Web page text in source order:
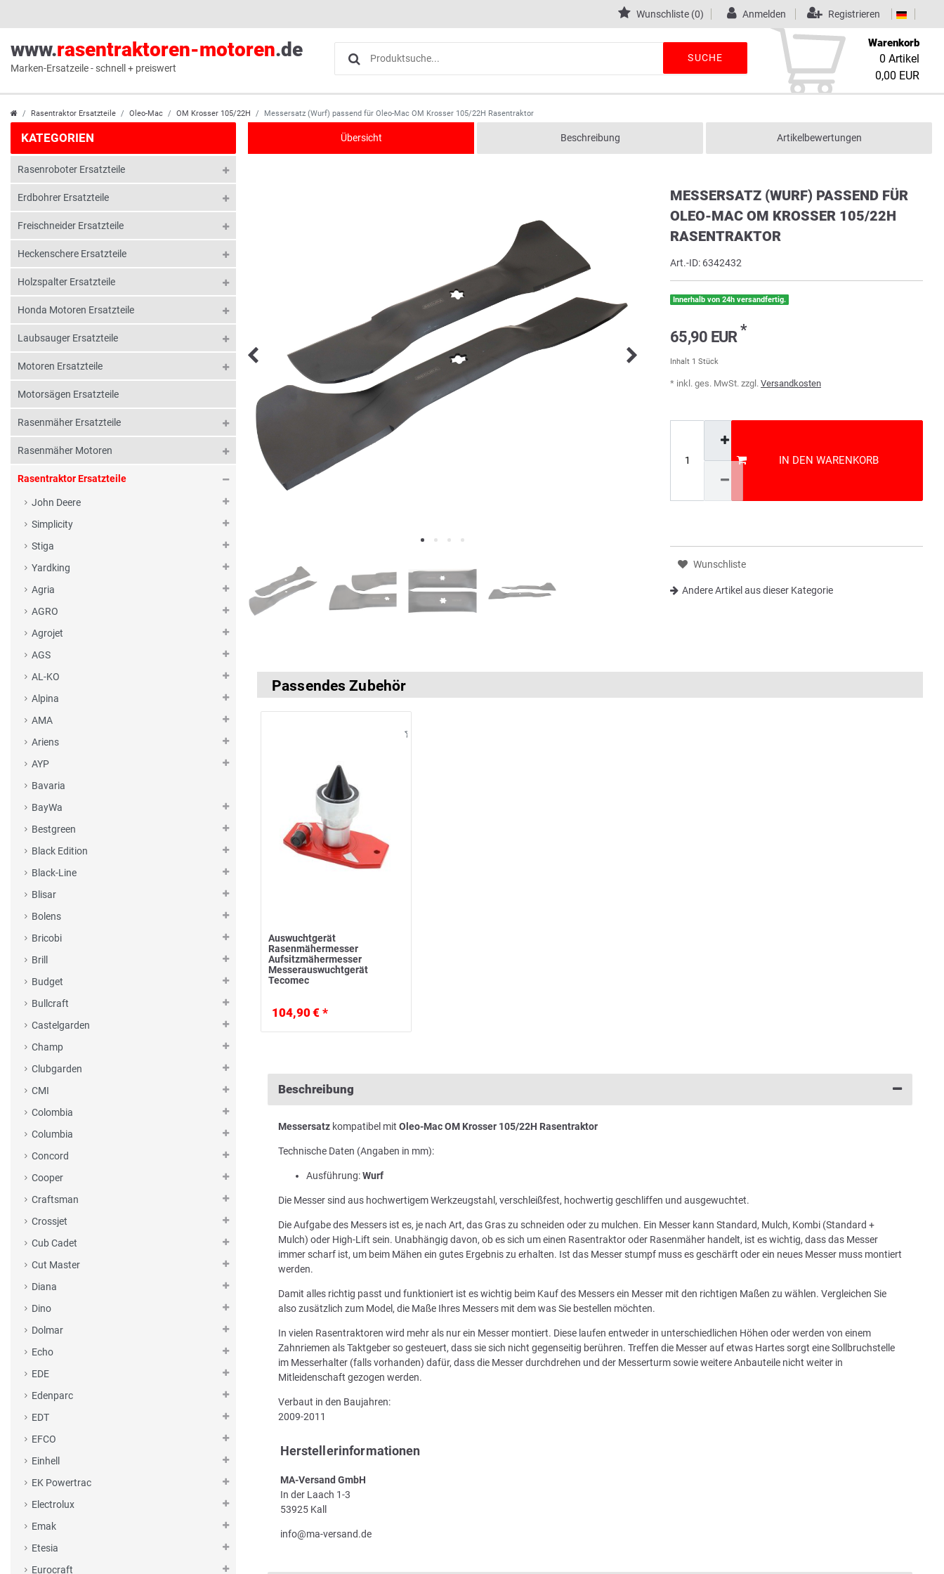
Wunschliste (0) Anmelden Registrieren
www.rasentraktoren-motoren.de
Marken-Ersatzeile - schnell + preiswert
SUCHE
Warenkorb
0 Artikel
0,00 EUR
Rasentraktor Ersatzteile Oleo-Mac OM Krosser 105/22H Messersatz (Wurf) passend für Oleo-Mac OM Krosser 105/22H Rasentraktor
KATEGORIEN
Rasenroboter Ersatzteile
Erdbohrer Ersatzteile
Freischneider Ersatzteile
Heckenschere Ersatzteile
Holzspalter Ersatzteile
Honda Motoren Ersatzteile
Laubsauger Ersatzteile
Motoren Ersatzteile
Motorsägen Ersatzteile
Rasenmäher Ersatzteile
Rasenmäher Motoren
Rasentraktor Ersatzteile
John Deere
Simplicity
Stiga
Yardking
Agria
AGRO
Agrojet
AGS
AL-KO
Alpina
AMA
Ariens
AYP
Bavaria
BayWa
Bestgreen
Black Edition
Black-Line
Blisar
Bolens
Bricobi
Brill
Budget
Bullcraft
Castelgarden
Champ
Clubgarden
CMI
Colombia
Columbia
Concord
Cooper
Craftsman
Crossjet
Cub Cadet
Cut Master
Diana
Dino
Dolmar
Echo
EDE
Edenparc
EDT
EFCO
Einhell
EK Powertrac
Electrolux
Emak
Etesia
Eurocraft
Übersicht Beschreibung Artikelbewertungen
MESSERSATZ (WURF) PASSEND FÜR
OLEO-MAC OM KROSSER 105/22H
RASENTRAKTOR
Art.-ID: 6342432
Innerhalb von 24h versandfertig.
65,90 EUR *
Inhalt 1 Stück
* inkl. ges. MwSt. zzgl. Versandkosten
IN DEN WARENKORB
Wunschliste
Andere Artikel aus dieser Kategorie
Passendes Zubehör
Auswuchtgerät
Rasenmähermesser
Aufsitzmähermesser
Messerauswuchtgerät
Tecomec
104,90 € *
Beschreibung
Messersatz kompatibel mit Oleo-Mac OM Krosser 105/22H Rasentraktor
Technische Daten (Angaben in mm):
Ausführung:Wurf
Die Messer sind aus hochwertigem Werkzeugstahl, verschleißfest, hochwertig geschliffen und ausgewuchtet.
Die Aufgabe des Messers ist es, je nach Art, das Gras zu schneiden oder zu mulchen. Ein Messer kann Standard, Mulch, Kombi (Standard +
Mulch) oder High-Lift sein. Unabhängig davon, ob es sich um einen Rasentraktor oder Rasenmäher handelt, ist es wichtig, dass das Messer
immer scharf ist, um beim Mähen ein gutes Ergebnis zu erhalten. Ist das Messer stumpf muss es geschärft oder ein neues Messer muss montiert
werden.
Damit alles richtig passt und funktioniert ist es wichtig beim Kauf des Messers ein Messer mit den richtigen Maßen zu wählen. Vergleichen Sie
also zusätzlich zum Model, die Maße Ihres Messers mit dem was Sie bestellen möchten.
In vielen Rasentraktoren wird mehr als nur ein Messer montiert. Diese laufen entweder in unterschiedlichen Höhen oder werden von einem
Zahnriemen als Taktgeber so gesteuert, dass sie sich nicht gegenseitig berühren. Treffen die Messer auf etwas Hartes sorgt eine Sollbruchstelle
im Messerhalter (falls vorhanden) dafür, dass die Messer durchdrehen und der Messerturm sowie weitere Anbauteile nicht weiter in
Mitleidenschaft gezogen werden.
Verbaut in den Baujahren:
2009-2011
Herstellerinformationen
MA-Versand GmbH
In der Laach 1-3
53925 Kall
info@ma-versand.de